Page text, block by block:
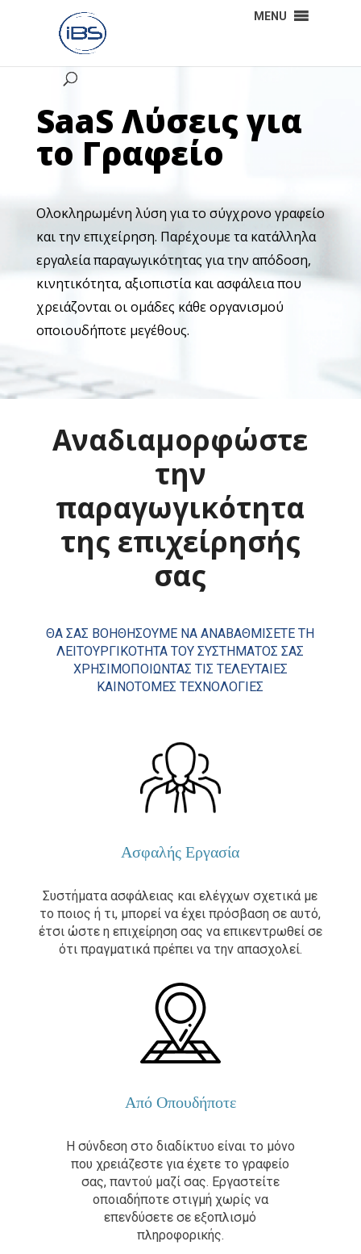
MENU
SaaS Λύσεις για
το Γραφείο
Ολοκληρωμένη λύση για το σύγχρονο γραφείο
και την επιχείρηση. Παρέχουμε τα κατάλληλα
εργαλεία παραγωγικότητας για την απόδοση,
κινητικότητα, αξιοπιστία και ασφάλεια που
χρειάζονται οι ομάδες κάθε οργανισμού
οποιουδήποτε μεγέθους.
Αναδιαμορφώστε
την
παραγωγικότητα
της επιχείρησής
σας
ΘΑ ΣΑΣ ΒΟΗΘΗΣΟΥΜΕ ΝΑ ΑΝΑΒΑΘΜΙΣΕΤΕ ΤΗ
ΛΕΙΤΟΥΡΓΙΚΟΤΗΤΑ ΤΟΥ ΣΥΣΤΗΜΑΤΟΣ ΣΑΣ
ΧΡΗΣΙΜΟΠΟΙΩΝΤΑΣ ΤΙΣ ΤΕΛΕΥΤΑΙΕΣ
ΚΑΙΝΟΤΟΜΕΣ ΤΕΧΝΟΛΟΓΙΕΣ
Ασφαλής Εργασία
Συστήματα ασφάλειας και ελέγχων σχετικά με
το ποιος ή τι, μπορεί να έχει πρόσβαση σε αυτό,
έτσι ώστε η επιχείρηση σας να επικεντρωθεί σε
ότι πραγματικά πρέπει να την απασχολεί.
Από Οπουδήποτε
Η σύνδεση στο διαδίκτυο είναι το μόνο
που χρειάζεστε για έχετε το γραφείο
σας, παντού μαζί σας. Εργαστείτε
οποιαδήποτε στιγμή χωρίς να
επενδύσετε σε εξοπλισμό
πληροφορικής.